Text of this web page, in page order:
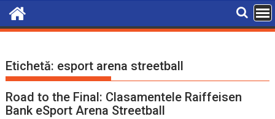
Etichetă: esport arena streetball
Road to the Final: Clasamentele Raiffeisen
Bank eSport Arena Streetball